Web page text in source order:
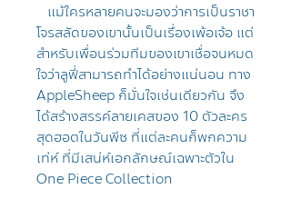
แม้ใครหลายคนจะมองว่าการเป็นราชา
โจรสลัดของเขานั้นเป็นเรื่องเพ้อเจ้อ แต่
สำหรับเพื่อนร่วมทีมของเขาเชื่อจนหมด
ใจว่าลูฟี่สามารถทำได้อย่างแน่นอน ทาง
AppleSheep ก็มั่นใจเช่นเดียวกัน จึง
ได้สร้างสรรค์ลายเคสของ 10 ตัวละคร
สุดฮอตในวันพีซ ที่แต่ละคนก็พกความ
เท่ห์ ที่มีเสน่ห์เอกลักษณ์เฉพาะตัวใน
One Piece Collection